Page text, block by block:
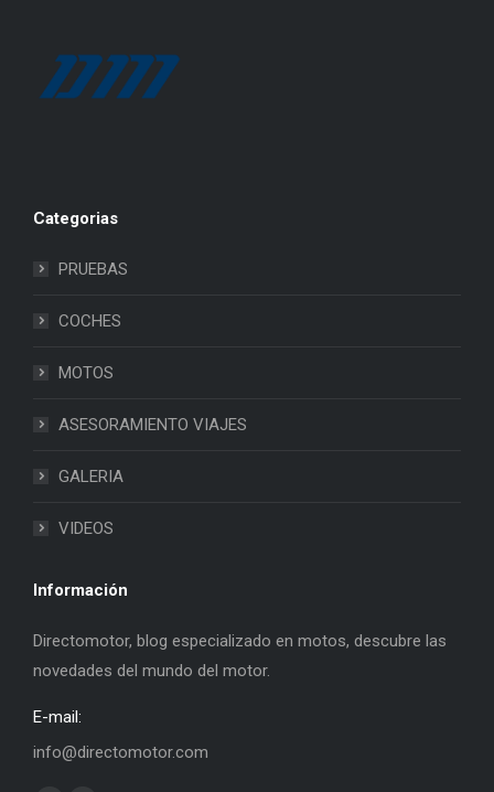
Categorias
PRUEBAS
COCHES
MOTOS
ASESORAMIENTO VIAJES
GALERIA
VIDEOS
Información
Directomotor, blog especializado en motos, descubre las
novedades del mundo del motor.
E-mail:
info@directomotor.com